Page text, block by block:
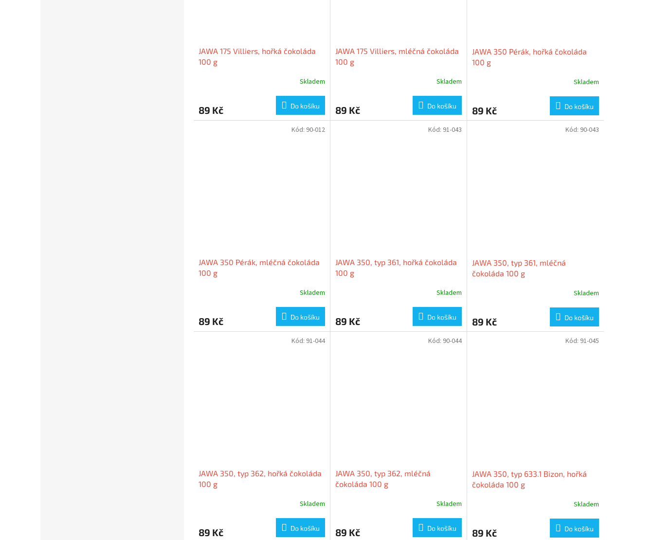
JAWA 175 Villiers, hořká čokoláda
100 g
Skladem
89 Kč Do košíku
JAWA 175 Villiers, mléčná čokoláda
100 g
Skladem
89 Kč Do košíku
JAWA 350 Pérák, hořká čokoláda
100 g
Skladem
89 Kč Do košíku
JAWA 350 Pérák, mléčná čokoláda
100 g
Skladem
89 Kč Do košíku
Kód: 90-012
JAWA 350, typ 361, hořká čokoláda
100 g
Skladem
89 Kč Do košíku
Kód: 91-043
JAWA 350, typ 361, mléčná
čokoláda 100 g
Skladem
89 Kč Do košíku
Kód: 90-043
JAWA 350, typ 362, hořká čokoláda
100 g
Skladem
89 Kč Do košíku
Kód: 91-044
JAWA 350, typ 362, mléčná
čokoláda 100 g
Skladem
89 Kč Do košíku
Kód: 90-044
JAWA 350, typ 633.1 Bizon, hořká
čokoláda 100 g
Skladem
89 Kč Do košíku
Kód: 91-045